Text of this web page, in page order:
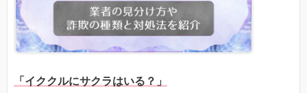
「イククルにサクラはいる？」